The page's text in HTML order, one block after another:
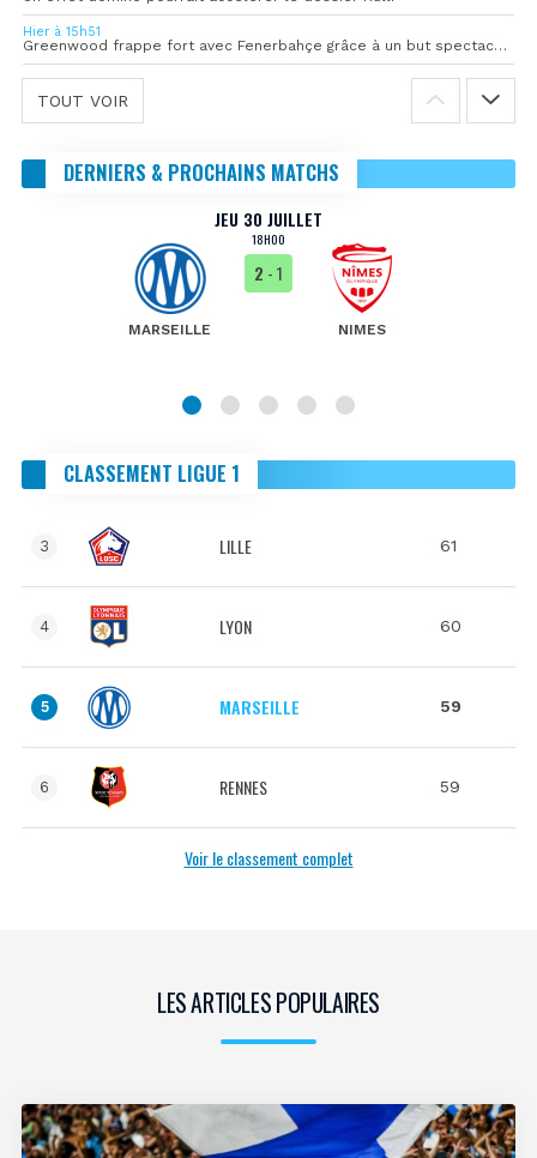
Hier à 15h51
Greenwood frappe fort avec Fenerbahçe grâce à un but spectaculaire
TOUT VOIR
DERNIERS & PROCHAINS MATCHS
JEU 30 JUILLET
18H00
MARSEILLE
2 - 1
NIMES
CLASSEMENT LIGUE 1
3 LILLE 61
4 LYON 60
5 MARSEILLE 59
6 RENNES 59
Voir le classement complet
LES ARTICLES POPULAIRES